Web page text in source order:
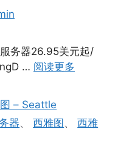
务器26.95美元起/
… 阅读更多
– Seattle
器、西雅图、西雅